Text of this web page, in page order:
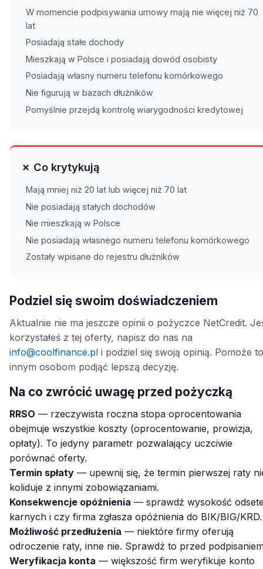
W momencie podpisywania umowy mają nie więcej niż 70
lat
Posiadają stałe dochody
Mieszkają w Polsce i posiadają dowód osobisty
Posiadają własny numeru telefonu komórkowego
Nie figurują w bazach dłużników
Pomyślnie przejdą kontrolę wiarygodności kredytowej
✗ Co krytykują
Mają mniej niż 20 lat lub więcej niż 70 lat
Nie posiadają stałych dochodów
Nie mieszkają w Polsce
Nie posiadają własnego numeru telefonu komórkowego
Zostały wpisane do rejestru dłużników
Podziel się swoim doświadczeniem
Aktualnie nie ma jeszcze opinii o pożyczce NetCredit.
korzystałeś z tej oferty, napisz do nas na
info@coolfinance.pl i podziel się swoją opinią. Pomoże to
innym osobom podjąć lepszą decyzję.
Na co zwrócić uwagę przed pożyczką
RRSO — rzeczywista roczna stopa oprocentowania
obejmuje wszystkie koszty (oprocentowanie, prowizja,
opłaty). To jedyny parametr pozwalający uczciwie
porównać oferty.
Termin spłaty — upewnij się, że termin pierwszej raty
koliduje z innymi zobowiązaniami.
Konsekwencje opóźnienia — sprawdź wysokość
karnych i czy firma zgłasza opóźnienia do BIK/BIG/KRD.
Możliwość przedłużenia — niektóre firmy oferują
odroczenie raty, inne nie. Sprawdź to przed
Weryfikacja konta — większość firm weryfikuje konto